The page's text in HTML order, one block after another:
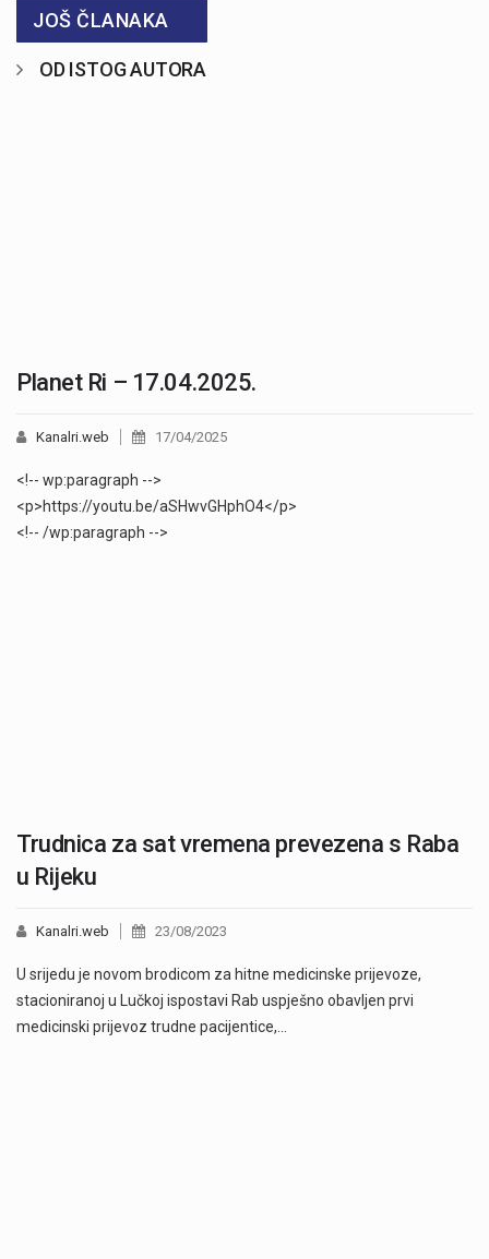
JOŠ ČLANAKA
OD ISTOG AUTORA
Planet Ri – 17.04.2025.
Kanalri.web 17/04/2025
<!-- wp:paragraph -->
<p>https://youtu.be/aSHwvGHphO4</p>
<!-- /wp:paragraph -->
Trudnica za sat vremena prevezena s Raba
u Rijeku
Kanalri.web 23/08/2023
U srijedu je novom brodicom za hitne medicinske prijevoze,
stacioniranoj u Lučkoj ispostavi Rab uspješno obavljen prvi
medicinski prijevoz trudne pacijentice,…